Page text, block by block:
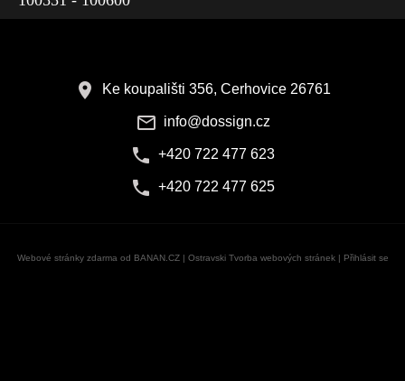
Ke koupališti 356, Cerhovice 26761
info@dossign.cz
+420 722 477 623
+420 722 477 625
Webové stránky zdarma od BANAN.CZ| Ostravski Tvorba webových stránek | Přihlásit se